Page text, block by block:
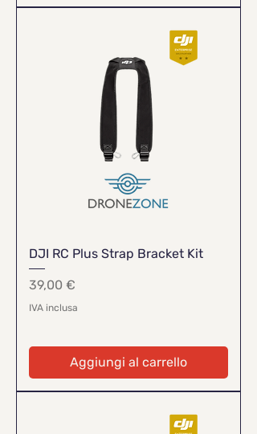
DJI RC Plus Strap Bracket Kit
Prezzo
39,00 €
IVA inclusa
Aggiungi al carrello